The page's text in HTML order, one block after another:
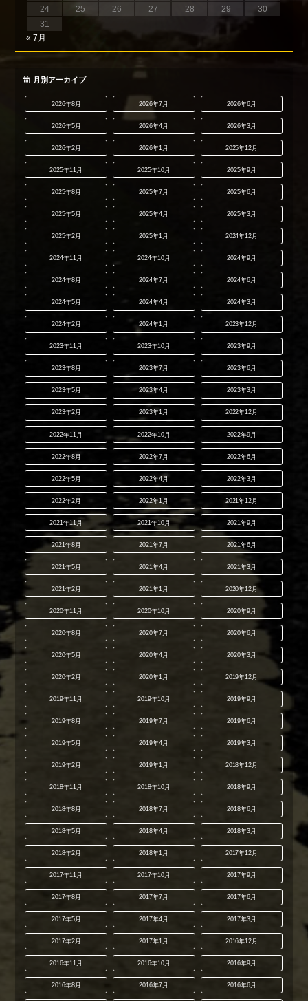
24
25 26 27 28 29
30
31
« 7月
月別アーカイブ
2026年8月 2026年7月 2026年6月
2026年5月 2026年4月 2026年3月
2026年2月 2026年1月 2025年12月
2025年11月 2025年10月 2025年9月
2025年8月 2025年7月 2025年6月
2025年5月 2025年4月 2025年3月
2025年2月 2025年1月 2024年12月
2024年11月 2024年10月 2024年9月
2024年8月 2024年7月 2024年6月
2024年5月 2024年4月 2024年3月
2024年2月 2024年1月 2023年12月
2023年11月 2023年10月 2023年9月
2023年8月 2023年7月 2023年6月
2023年5月 2023年4月 2023年3月
2023年2月 2023年1月 2022年12月
2022年11月 2022年10月 2022年9月
2022年8月 2022年7月 2022年6月
2022年5月 2022年4月 2022年3月
2022年2月 2022年1月 2021年12月
2021年11月 2021年10月 2021年9月
2021年8月 2021年7月 2021年6月
2021年5月 2021年4月 2021年3月
2021年2月 2021年1月 2020年12月
2020年11月 2020年10月 2020年9月
2020年8月 2020年7月 2020年6月
2020年5月 2020年4月 2020年3月
2020年2月 2020年1月 2019年12月
2019年11月 2019年10月 2019年9月
2019年8月 2019年7月 2019年6月
2019年5月 2019年4月 2019年3月
2019年2月 2019年1月 2018年12月
2018年11月 2018年10月 2018年9月
2018年8月 2018年7月 2018年6月
2018年5月 2018年4月 2018年3月
2018年2月 2018年1月 2017年12月
2017年11月 2017年10月 2017年9月
2017年8月 2017年7月 2017年6月
2017年5月 2017年4月 2017年3月
2017年2月 2017年1月 2016年12月
2016年11月 2016年10月 2016年9月
2016年8月 2016年7月 2016年6月